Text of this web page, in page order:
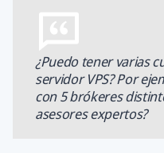
¿Puedo tener varias
servidor VPS? Por
con 5 brókeres
asesores expertos?